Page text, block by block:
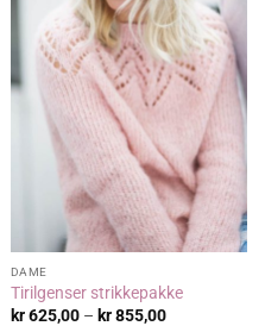
DAME
Tirilgenser strikkepakke
kr625,00 – kr855,00Prisområde: